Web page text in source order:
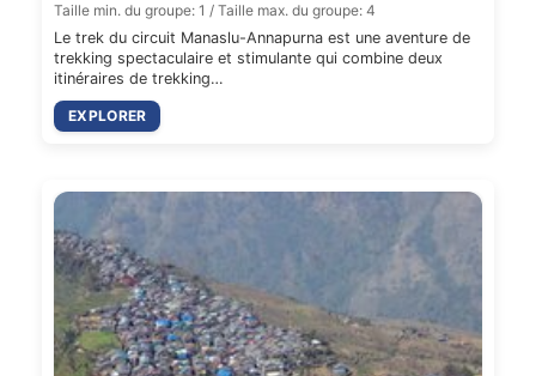
Taille min. du groupe: 1 / Taille max. du groupe: 4
Le trek du circuit Manaslu-Annapurna est une aventure de
trekking spectaculaire et stimulante qui combine deux
itinéraires de trekking…
EXPLORER